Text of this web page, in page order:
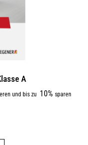
A
und bis zu 10% sparen